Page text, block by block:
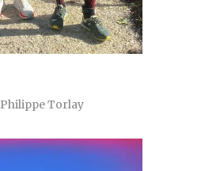
Philippe Torlay